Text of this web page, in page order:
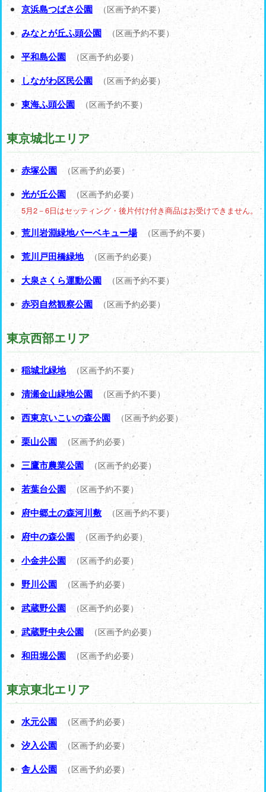
京浜島つばさ公園 （区画予約不要）
みなとが丘ふ頭公園 （区画予約不要）
平和島公園 （区画予約必要）
しながわ区民公園 （区画予約必要）
東海ふ頭公園 （区画予約不要）
東京城北エリア
赤塚公園 （区画予約必要）
光が丘公園 （区画予約必要）
5月2－6日はセッティング・後片付け付き商品はお受けできません。
荒川岩淵緑地バーベキュー場 （区画予約不要）
荒川戸田橋緑地 （区画予約必要）
大泉さくら運動公園 （区画予約不要）
赤羽自然観察公園 （区画予約必要）
東京西部エリア
稲城北緑地 （区画予約不要）
清瀬金山緑地公園 （区画予約不要）
西東京いこいの森公園 （区画予約必要）
栗山公園 （区画予約必要）
三鷹市農業公園 （区画予約必要）
若葉台公園 （区画予約不要）
府中郷土の森河川敷 （区画予約不要）
府中の森公園 （区画予約必要）
小金井公園 （区画予約必要）
野川公園 （区画予約必要）
武蔵野公園 （区画予約必要）
武蔵野中央公園 （区画予約必要）
和田堀公園 （区画予約必要）
東京東北エリア
水元公園 （区画予約必要）
汐入公園 （区画予約必要）
舎人公園 （区画予約必要）